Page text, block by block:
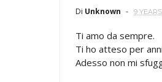
Di Unknown 9
Ti amo da sempre.
Ti ho atteso per
Adesso non mi